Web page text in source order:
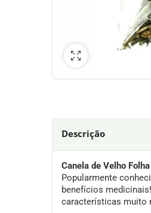
Descrição
Canela de Velho
Popularmente
benefícios
características muito